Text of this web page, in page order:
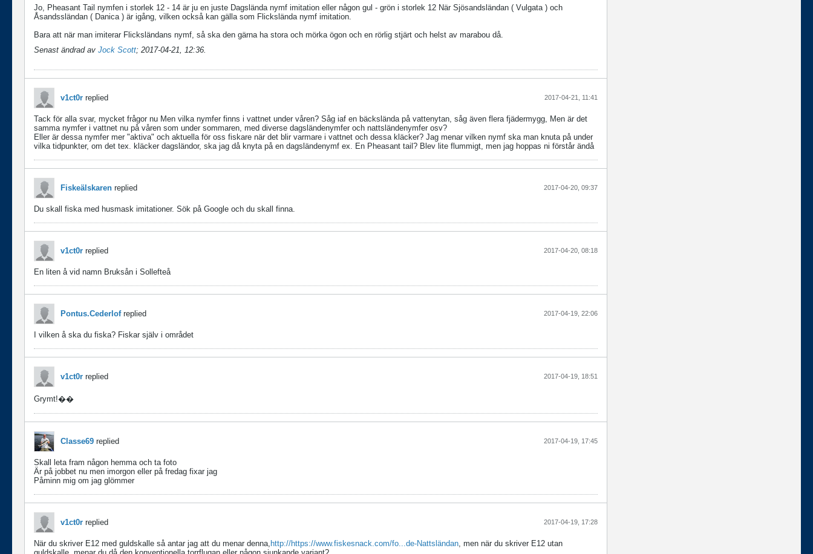
Jo, Pheasant Tail nymfen i storlek 12 - 14 är ju en juste Dagslända nymf imitation eller någon gul - grön i storlek 12 När Sjösandsländan ( Vulgata ) och
Åsandssländan ( Danica ) är igång, vilken också kan gälla som Flickslända nymf imitation.
Bara att när man imiterar Flicksländans nymf, så ska den gärna ha stora och mörka ögon och en rörlig stjärt och helst av marabou då.
Senast ändrad av Jock Scott; 2017-04-21, 12:36.
v1ct0r replied 2017-04-21, 11:41
Tack för alla svar, mycket frågor nu Men vilka nymfer finns i vattnet under våren? Såg iaf en bäckslända på vattenytan, såg även flera fjädermygg, Men är det
samma nymfer i vattnet nu på våren som under sommaren, med diverse dagsländenymfer och nattsländenymfer osv?
Eller är dessa nymfer mer "aktiva" och aktuella för oss fiskare när det blir varmare i vattnet och dessa kläcker? Jag menar vilken nymf ska man knuta på under
vilka tidpunkter, om det tex. kläcker dagsländor, ska jag då knyta på en dagsländenymf ex. En Pheasant tail? Blev lite flummigt, men jag hoppas ni förstår ändå
Fiskeälskaren replied 2017-04-20, 09:37
Du skall fiska med husmask imitationer. Sök på Google och du skall finna.
v1ct0r replied 2017-04-20, 08:18
En liten å vid namn Bruksån i Sollefteå
Pontus.Cederlofreplied 2017-04-19, 22:06
I vilken å ska du fiska? Fiskar själv i området
v1ct0r replied 2017-04-19, 18:51
Grymt!��
Classe69 replied 2017-04-19, 17:45
Skall leta fram någon hemma och ta foto
Är på jobbet nu men imorgon eller på fredag fixar jag
Påminn mig om jag glömmer
v1ct0r replied 2017-04-19, 17:28
När du skriver E12 med guldskalle så antar jag att du menar denna, http://https://www.fiskesnack.com/fo...de-Nattsländan, men när du skriver E12 utan